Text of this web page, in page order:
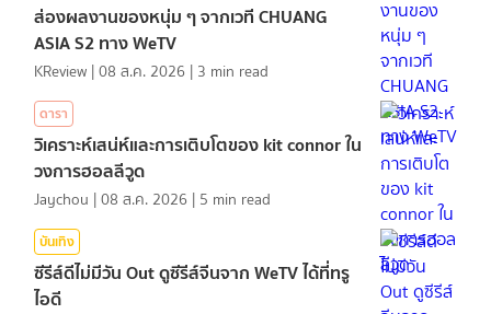
ส่องผลงานของหนุ่ม ๆ จากเวที CHUANG
ASIA S2 ทาง WeTV
KReview |08 ส.ค. 2026 | 3 min read
ดารา
วิเคราะห์เสน่ห์และการเติบโตของ kit connor ใน
วงการฮอลลีวูด
Jaychou |08 ส.ค. 2026 | 5 min read
บันเทิง
ซีรีส์ดีไม่มีวัน Out ดูซีรีส์จีนจาก WeTV ได้ที่ทรู
ไอดี